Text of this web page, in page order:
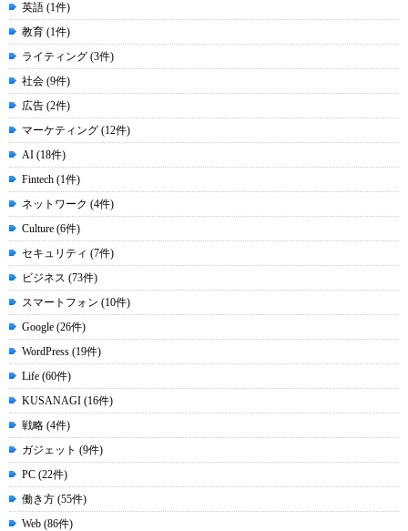
英語 (1件)
教育 (1件)
ライティング (3件)
社会 (9件)
広告 (2件)
マーケティング (12件)
AI (18件)
Fintech (1件)
ネットワーク (4件)
Culture (6件)
セキュリティ (7件)
ビジネス (73件)
スマートフォン (10件)
Google (26件)
WordPress (19件)
Life (60件)
KUSANAGI (16件)
戦略 (4件)
ガジェット (9件)
PC (22件)
働き方 (55件)
Web (86件)